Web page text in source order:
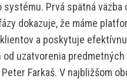
systému. Prvá spätná
dokazuje, že máme
a poskytuje
uzatvorenia predmetných
Farkaš. V najbližšom